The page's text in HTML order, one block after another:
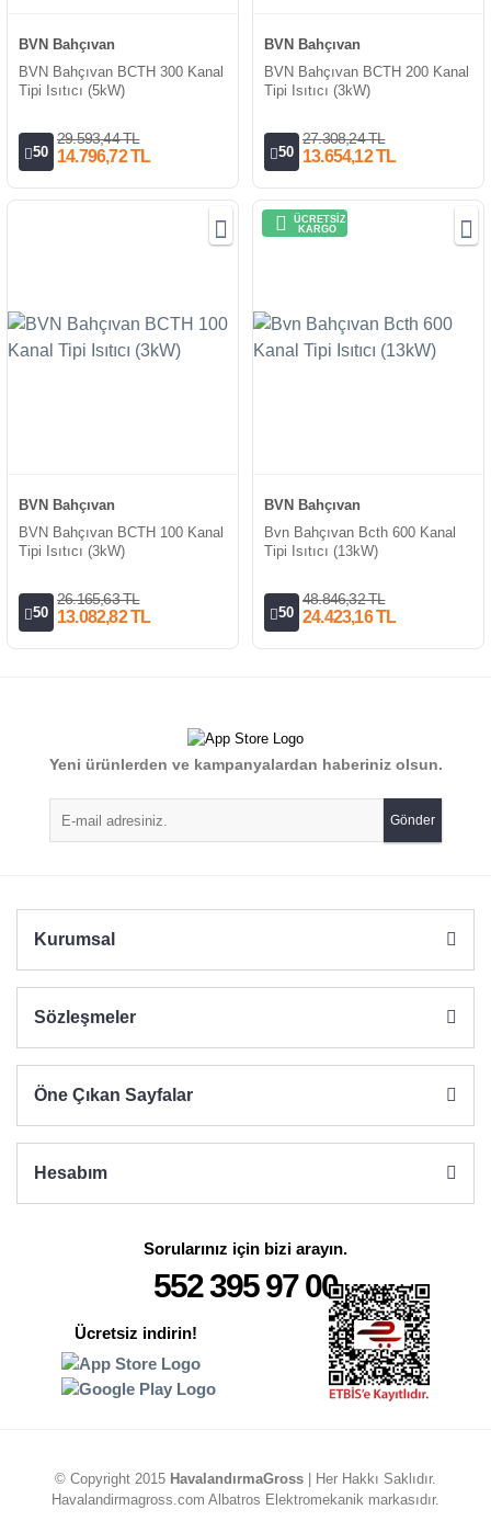
BVN Bahçıvan
BVN Bahçıvan BCTH 300 Kanal
Tipi Isıtıcı (5kW)
50
29.593,44 TL
14.796,72 TL
BVN Bahçıvan
BVN Bahçıvan BCTH 200 Kanal
Tipi Isıtıcı (3kW)
50
27.308,24 TL
13.654,12 TL
BVN Bahçıvan
BVN Bahçıvan BCTH 100 Kanal
Tipi Isıtıcı (3kW)
50
26.165,63 TL
13.082,82 TL
ÜCRETSİZ
KARGO
BVN Bahçıvan
Bvn Bahçıvan Bcth 600 Kanal
Tipi Isıtıcı (13kW)
50
48.846,32 TL
24.423,16 TL
Yeni ürünlerden ve kampanyalardan haberiniz olsun.
Gönder
Kurumsal
Sözleşmeler
Öne Çıkan Sayfalar
Hesabım
Sorularınız için bizi arayın.
552 395 97 00
Ücretsiz indirin!
© Copyright 2015 HavalandırmaGross | Her Hakkı Saklıdır.
Havalandirmagross.com Albatros Elektromekanik markasıdır.